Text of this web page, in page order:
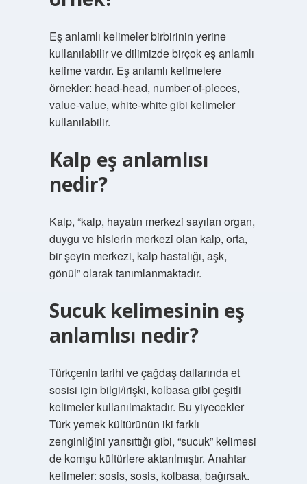
Eş anlamlı kelimeler birbirinin yerine
kullanılabilir ve dilimizde birçok eş anlamlı
kelime vardır. Eş anlamlı kelimelere
örnekler: head-head, number-of-pieces,
value-value, white-white gibi kelimeler
kullanılabilir.
Kalp eş anlamlısı
nedir?
Kalp, “kalp, hayatın merkezi sayılan organ,
duygu ve hislerin merkezi olan kalp, orta,
bir şeyin merkezi, kalp hastalığı, aşk,
gönül” olarak tanımlanmaktadır.
Sucuk kelimesinin eş
anlamlısı nedir?
Türkçenin tarihi ve çağdaş dallarında et
sosisi için bilgi/irişki, kolbasa gibi çeşitli
kelimeler kullanılmaktadır. Bu yiyecekler
Türk yemek kültürünün iki farklı
zenginliğini yansıttığı gibi, “sucuk” kelimesi
de komşu kültürlere aktarılmıştır. Anahtar
kelimeler: sosis, sosis, kolbasa, bağırsak.